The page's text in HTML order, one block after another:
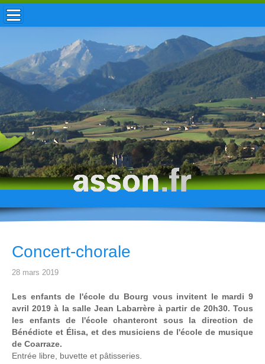
ACCUEIL / INFOS
MUNICIPALITÉ
VIE LOCALE
ENFANCE
TOURISME
HISTOIRE
Concert-chorale
28 mars 2019
Les enfants de l'école du Bourg vous invitent le mardi 9
avril 2019 à la salle Jean Labarrère à partir de 20h30. Tous
les enfants de l'école chanteront sous la direction de
Bénédicte et Élisa, et des musiciens de l'école de musique
de Coarraze.
Entrée libre, buvette et pâtisseries.